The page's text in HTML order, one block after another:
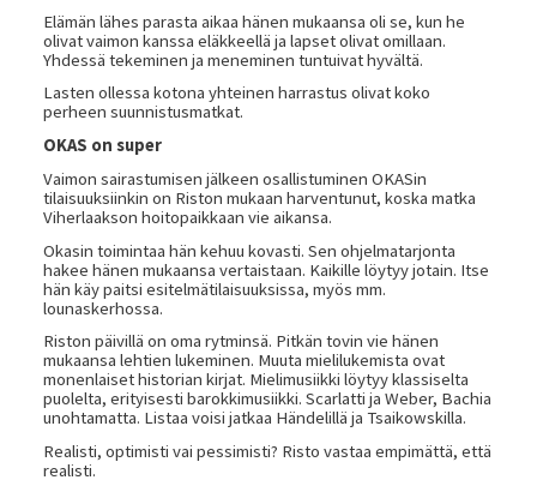
Elämän lähes parasta aikaa hänen mukaansa oli se, kun he
olivat vaimon kanssa eläkkeellä ja lapset olivat omillaan.
Yhdessä tekeminen ja meneminen tuntuivat hyvältä.
Lasten ollessa kotona yhteinen harrastus olivat koko
perheen suunnistusmatkat.
OKAS on super
Vaimon sairastumisen jälkeen osallistuminen OKASin
tilaisuuksiinkin on Riston mukaan harventunut, koska matka
Viherlaakson hoitopaikkaan vie aikansa.
Okasin toimintaa hän kehuu kovasti. Sen ohjelmatarjonta
hakee hänen mukaansa vertaistaan. Kaikille löytyy jotain. Itse
hän käy paitsi esitelmätilaisuuksissa, myös mm.
lounaskerhossa.
Riston päivillä on oma rytminsä. Pitkän tovin vie hänen
mukaansa lehtien lukeminen. Muuta mielilukemista ovat
monenlaiset historian kirjat. Mielimusiikki löytyy klassiselta
puolelta, erityisesti barokkimusiikki. Scarlatti ja Weber, Bachia
unohtamatta. Listaa voisi jatkaa Händelillä ja Tsaikowskilla.
Realisti, optimisti vai pessimisti? Risto vastaa empimättä, että
realisti.